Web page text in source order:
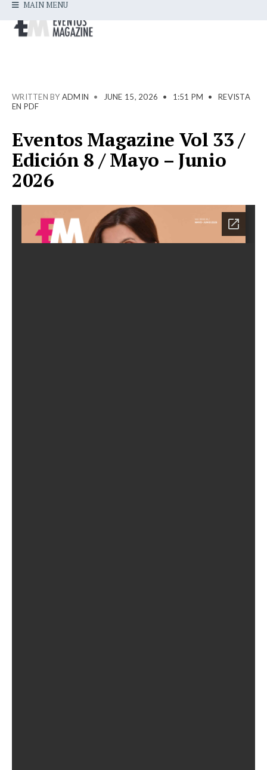
MAIN MENU
WRITTEN BY ADMIN • JUNE 15, 2026 • 1:51 PM •
REVISTA
EN PDF
Eventos Magazine Vol 33 /
Edición 8 / Mayo – Junio
2026